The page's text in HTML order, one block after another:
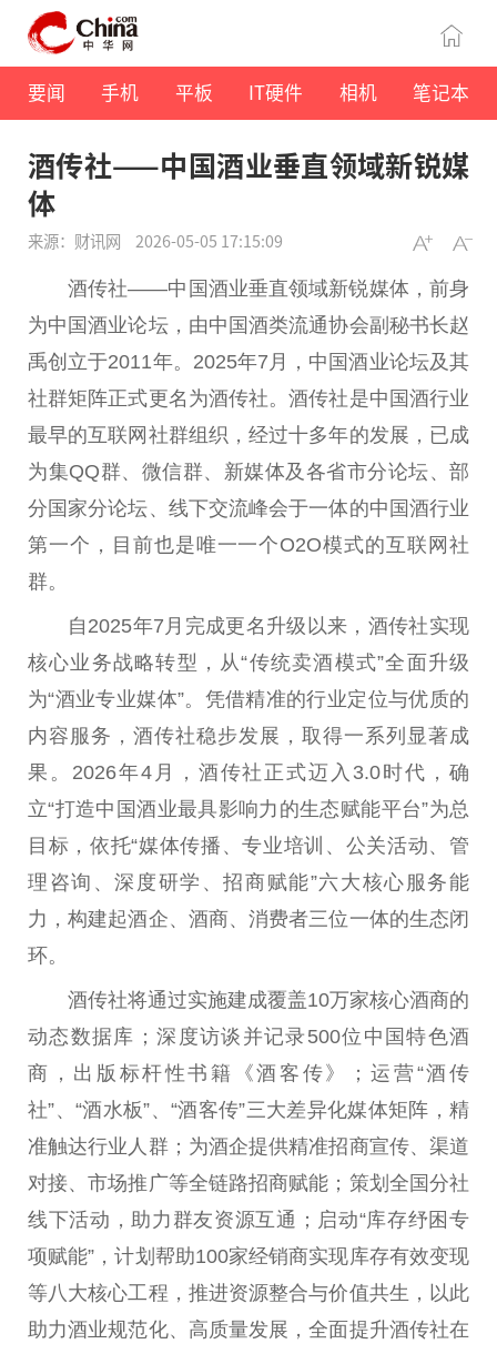
要闻 手机 平板 IT硬件 相机 笔记本
酒传社——中国酒业垂直领域新锐媒
体
来源：财讯网 2026-05-05 17:15:09
酒传社——中国酒业垂直领域新锐媒体，前身
为中国酒业论坛，由中国酒类流通协会副秘书长赵
禹创立于2011年。2025年7月，中国酒业论坛及其
社群矩阵正式更名为酒传社。酒传社是中国酒行业
最早的互联网社群组织，经过十多年的发展，已成
为集QQ群、微信群、新媒体及各省市分论坛、部
分国家分论坛、线下交流峰会于一体的中国酒行业
第一个，目前也是唯一一个O2O模式的互联网社
群。
自2025年7月完成更名升级以来，酒传社实现
核心业务战略转型，从“传统卖酒模式”全面升级
为“酒业专业媒体”。凭借精准的行业定位与优质的
内容服务，酒传社稳步发展，取得一系列显著成
果。2026年4月，酒传社正式迈入3.0时代，确
立“打造中国酒业最具影响力的生态赋能平台”为总
目标，依托“媒体传播、专业培训、公关活动、管
理咨询、深度研学、招商赋能”六大核心服务能
力，构建起酒企、酒商、消费者三位一体的生态闭
环。
酒传社将通过实施建成覆盖10万家核心酒商的
动态数据库；深度访谈并记录500位中国特色酒
商，出版标杆性书籍《酒客传》；运营“酒传
社”、“酒水板”、“酒客传”三大差异化媒体矩阵，精
准触达行业人群；为酒企提供精准招商宣传、渠道
对接、市场推广等全链路招商赋能；策划全国分社
线下活动，助力群友资源互通；启动“库存纾困专
项赋能”，计划帮助100家经销商实现库存有效变现
等八大核心工程，推进资源整合与价值共生，以此
助力酒业规范化、高质量发展，全面提升酒传社在